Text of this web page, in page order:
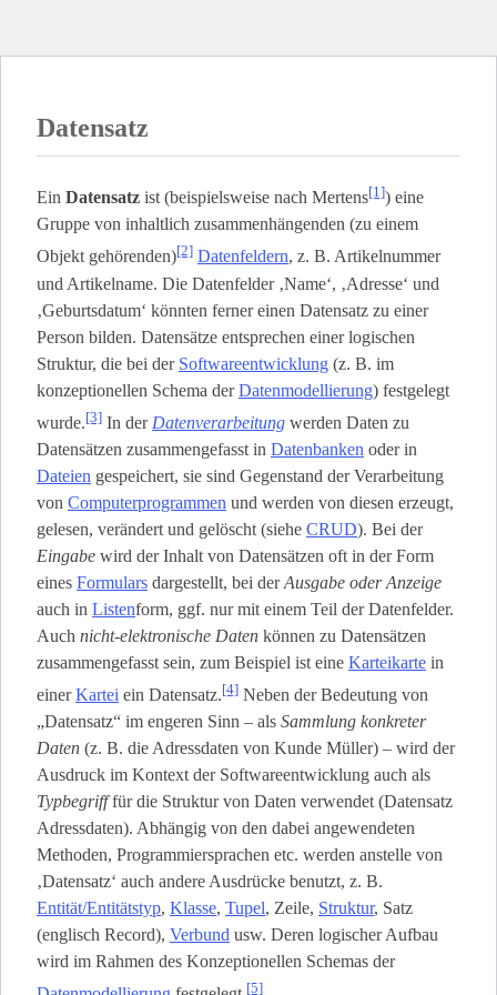
Datensatz
Ein Datensatz ist (beispielsweise nach Mertens[1]) eine
Gruppe von inhaltlich zusammenhängenden (zu einem
Objekt gehörenden)[2] Datenfeldern, z. B. Artikelnummer
und Artikelname. Die Datenfelder ‚Name‘, ‚Adresse‘ und
‚Geburtsdatum‘ könnten ferner einen Datensatz zu einer
Person bilden. Datensätze entsprechen einer logischen
Struktur, die bei der Softwareentwicklung (z. B. im
konzeptionellen Schema derDatenmodellierung) festgelegt
wurde.[3] In der Datenverarbeitung werden Daten zu
Datensätzen zusammengefasst in Datenbanken oder in
Dateien gespeichert, sie sind Gegenstand der Verarbeitung
von Computerprogrammen und werden von diesen erzeugt,
gelesen, verändert und gelöscht (siehe CRUD). Bei der
Eingabe wird der Inhalt von Datensätzen oft in der Form
eines Formulars dargestellt, bei derAusgabe oder Anzeige
auch in Listen­form, ggf. nur mit einem Teil der Datenfelder.
Auch nicht-elektronische Daten können zu Datensätzen
zusammengefasst sein, zum Beispiel ist eine Karteikarte in
einerKartei ein Datensatz.[4] Neben der Bedeutung von
„Datensatz“ im engeren Sinn – als Sammlung konkreter
Daten (z. B. die Adressdaten von Kunde Müller) – wird der
Ausdruck im Kontext der Softwareentwicklung auch als
Typbegrifffür die Struktur von Daten verwendet (Datensatz
Adressdaten). Abhängig von den dabei angewendeten
Methoden, Programmiersprachen etc. werden anstelle von
‚Datensatz‘ auch andere Ausdrücke benutzt, z. B.
Entität/Entitätstyp, Klasse, Tupel, Zeile, Struktur, Satz
(englisch Record), Verbund usw. Deren logischer Aufbau
wird im Rahmen des Konzeptionellen Schemas der
[5]